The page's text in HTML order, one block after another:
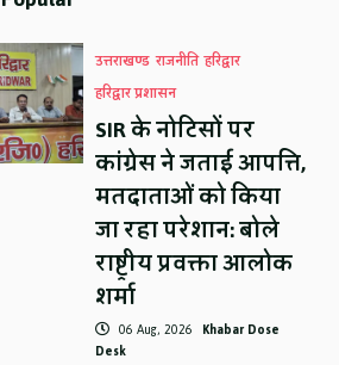
उत्तराखण्ड राजनीति हरिद्वार
हरिद्वार प्रशासन
SIR के नोटिसों पर
कांग्रेस ने जताई आपत्ति,
मतदाताओं को किया
जा रहा परेशान: बोले
राष्ट्रीय प्रवक्ता आलोक
शर्मा
06 Aug, 2026 Khabar Dose
Desk